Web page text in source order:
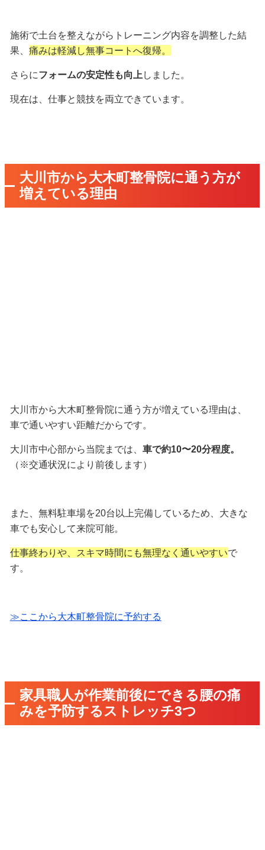
施術で土台を整えながらトレーニング内容を調整した結
果、 痛みは軽減し無事コートへ復帰。
さらにフォームの安定性も向上 しました。
現在は、仕事と競技を両立できています。
大川市から大木町整骨院に通う方が
増えている理由
大川市から大木町整骨院に通う方が増えている理由は、
車で通いやすい距離だからです。
大川市中心部から当院までは、 車で約10〜20分程度。
（※交通状況により前後します）
また、無料駐車場を20台以上完備しているため、大きな
車でも安心して来院可能。
仕事終わりや、スキマ時間にも無理なく通いやすいで
す。
≫ここから大木町整骨院に予約する
家具職人が作業前後にできる腰の痛
みを予防するストレッチ3つ